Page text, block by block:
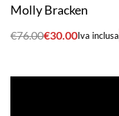
Molly Bracken
€76.00€30.00Iva inclusa